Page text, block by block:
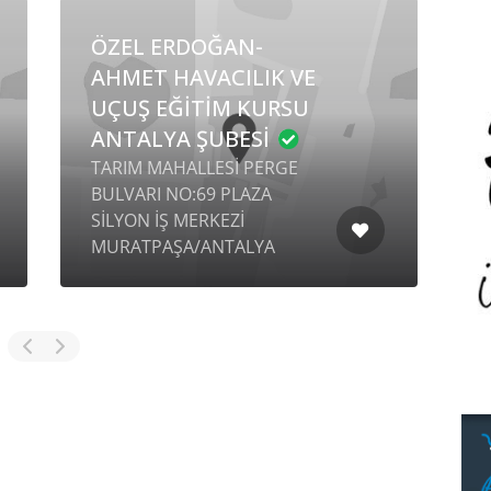
ÖZEL ERDOĞAN-
AHMET HAVACILIK VE
UÇUŞ EĞİTİM KURSU
ANTALYA ŞUBESİ
TARIM MAHALLESİ PERGE
BULVARI NO:69 PLAZA
SİLYON İŞ MERKEZİ
MURATPAŞA/ANTALYA